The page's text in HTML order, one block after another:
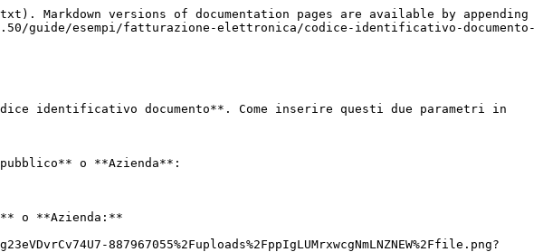
Markdown versions of documentation pages are available by appending
guide/esempi/fatturazione-elettronica/codice-identificativo-documento-
identificativo documento**. Come inserire questi due parametri in
o **Azienda**:
o **Azienda:**
887967055%2Fuploads%2FppIgLUMrxwcgNmLNZNEW%2Ffile.png?